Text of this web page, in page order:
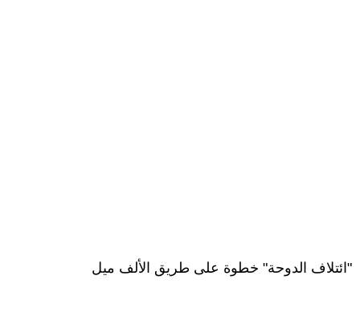
"ائتلاف الدوحة" خطوة على طريق الألف ميل